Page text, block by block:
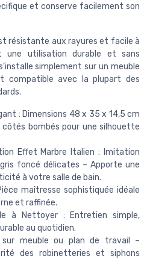
et conserve facilement son
résistante aux rayures et facile à
une utilisation durable et sans
simplement sur un meuble
avec la plupart des
: Dimensions 48 x 35 x 14,5 cm
côtés bombés pour une silhouette
Effet Marbre Italien : Imitation
foncé délicates – Apporte une
à votre salle de bain.
maîtresse sophistiquée idéale
et raffinée.
à Nettoyer : Entretien simple,
au quotidien.
sur meuble ou plan de travail –
des robinetteries et siphons